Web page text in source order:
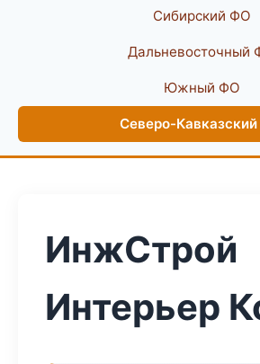
Сибирский ФО
Дальневосточный
Южный ФО
Северо-
ИнжСтрой
Интерьер